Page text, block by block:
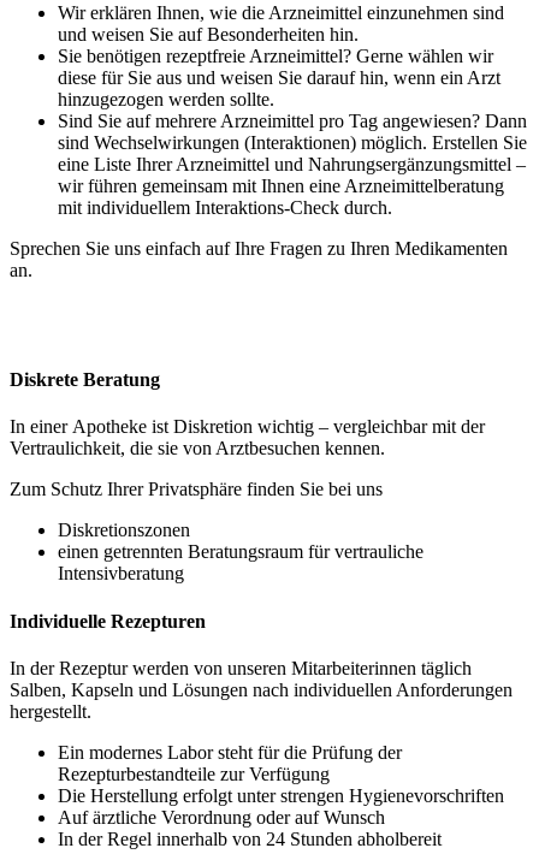
Wir erklären Ihnen, wie die Arzneimittel einzunehmen sind
und weisen Sie auf Besonderheiten hin.
Sie benötigen rezeptfreie Arzneimittel? Gerne wählen wir
diese für Sie aus und weisen Sie darauf hin, wenn ein Arzt
hinzugezogen werden sollte.
Sind Sie auf mehrere Arzneimittel pro Tag angewiesen? Dann
sind Wechselwirkungen (Interaktionen) möglich. Erstellen Sie
eine Liste Ihrer Arzneimittel und Nahrungsergänzungsmittel –
wir führen gemeinsam mit Ihnen eine Arzneimittelberatung
mit individuellem Interaktions-Check durch.
Sprechen Sie uns einfach auf Ihre Fragen zu Ihren Medikamenten
an.
Diskrete Beratung
In einer Apotheke ist Diskretion wichtig – vergleichbar mit der
Vertraulichkeit, die sie von Arztbesuchen kennen.
Zum Schutz Ihrer Privatsphäre finden Sie bei uns
Diskretionszonen
einen getrennten Beratungsraum für vertrauliche
Intensivberatung
Individuelle Rezepturen
In der Rezeptur werden von unseren Mitarbeiterinnen täglich
Salben, Kapseln und Lösungen nach individuellen Anforderungen
hergestellt.
Ein modernes Labor steht für die Prüfung der
Rezepturbestandteile zur Verfügung
Die Herstellung erfolgt unter strengen Hygienevorschriften
Auf ärztliche Verordnung oder auf Wunsch
In der Regel innerhalb von 24 Stunden abholbereit